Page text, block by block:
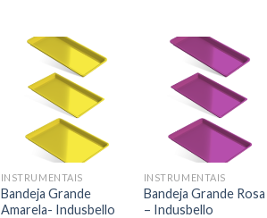
INSTRUMENTAIS
Bandeja Grande
Amarela- Indusbello
INSTRUMENTAIS
Bandeja Grande Rosa
– Indusbello